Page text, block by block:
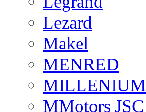
Lezard
Makel
MENRED
MILLENIUM
MMotors JSC